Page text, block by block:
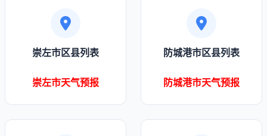
崇左市区县列表
崇左市天气预报
防城港市区县列表
防城港市天气预报